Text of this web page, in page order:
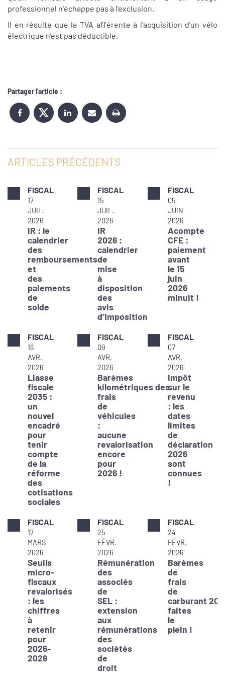
professionnel n'échappe pas à l'exclusion.
Il en résulte que la TVA afférente à l’acquisition d’un vélo
électrique n’est pas déductible.
Partager l'article :
ARTICLES PRÉCÉDENTS
FISCAL
17
JUIL.
2026
IR : le
calendrier
des
remboursements
et
des
paiements
de
solde
FISCAL
15
JUIL.
2026
IR
2026 :
calendrier
de
mise
à
disposition
des
avis
d’imposition
FISCAL
05
JUIN
2026
Acompte
CFE :
paiement
avant
le 15
juin
2026
minuit !
FISCAL
16
AVR.
2026
Liasse
fiscale
2035 :
un
nouvel
encadré
pour
tenir
compte
de la
réforme
des
cotisations
sociales
FISCAL
09
AVR.
2026
Barèmes
kilométriques des
frais
de
véhicules
:
aucune
revalorisation
encore
pour
2026 !
FISCAL
07
AVR.
2026
Impôt
sur le
revenu
: les
dates
limites
de
déclaration
2026
sont
connues
!
FISCAL
17
MARS
2026
Seuils
micro-
fiscaux
revalorisés
: les
chiffres
à
retenir
pour
2026-
2028
FISCAL
25
FÉVR.
2026
Rémunération
des
associés
de
SEL :
extension
aux
rémunérations
des
sociétés
de
droit
FISCAL
24
FÉVR.
2026
Barèmes
de
frais
de
carburant
faites
le
plein !